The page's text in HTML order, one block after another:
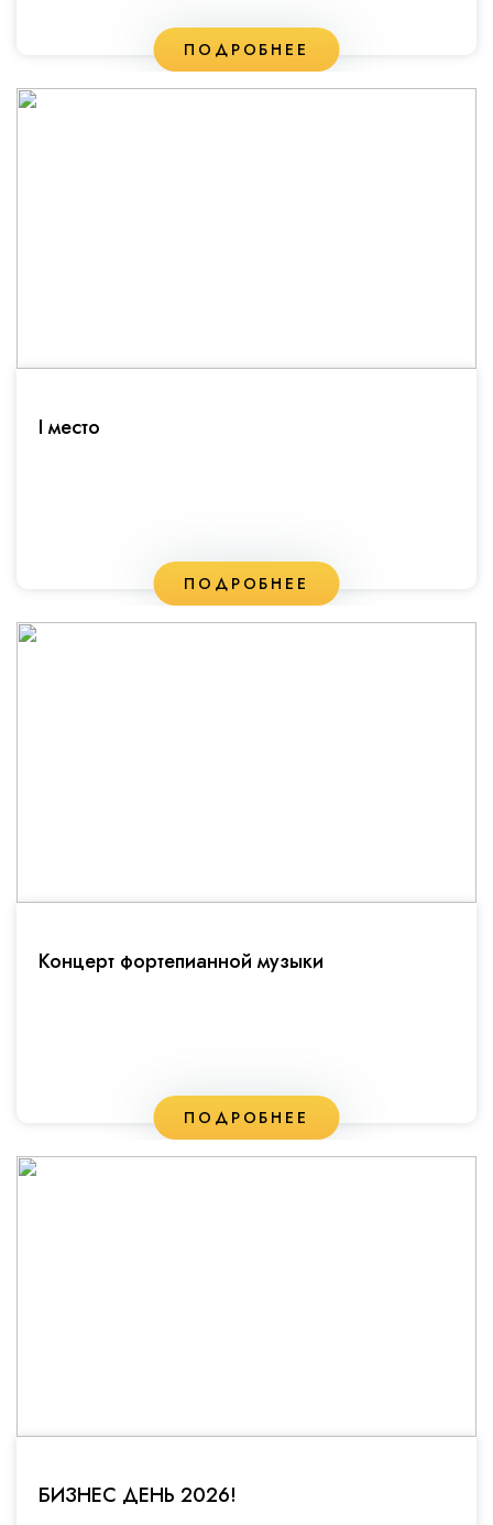
ПОДРОБНЕЕ
I место
ПОДРОБНЕЕ
Концерт фортепианной музыки
ПОДРОБНЕЕ
БИЗНЕС ДЕНЬ 2026!